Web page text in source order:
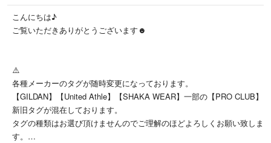
コットン100%なので汗の吸収性にも優れているので一年中活躍してくれ
ます。
《状態》
新品未使用ですがインポート商品につきましては、海外ブランド基準で輸
入されております。
そのため、小さい汚れや縫製等が多少荒い場合がございます。
こんにちは♪
ご覧いただきありがとうございます☻
⚠️
各種メーカーのタグが随時変更になっております。
【GILDAN】【United Athle】【SHAKA WEAR】一部の【PRO CLUB】
新旧タグが混在しております。
タグの種類はお選び頂けませんのでご理解のほどよろしくお願い致しま
す。